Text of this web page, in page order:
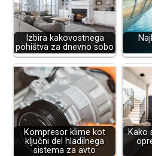
Izbira kakovostnega
pohištva za dnevno sobo
Kompresor klime kot
ključni del hladilnega
sistema za avto
Kako